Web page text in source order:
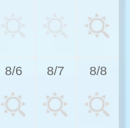
8/6 8/7 8/8